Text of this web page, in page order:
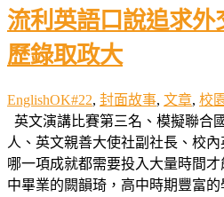
流利英語口說追求
歷錄取政大
EnglishOK#22, 封面故事, 文章, 校園
英文演講比賽第三名、模擬聯合
人、英文親善大使社副社長、校
哪一項成就都需要投入大量時間
中畢業的闕韻琦，高中時期豐富